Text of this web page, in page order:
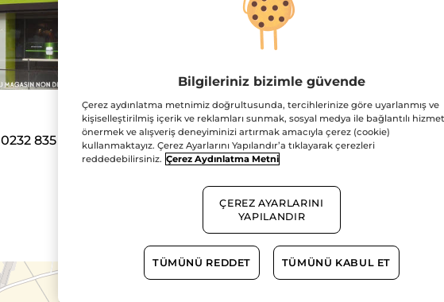
0232 835 50 57
Bilgileriniz bizimle güvende
Çerez aydınlatma metnimiz doğrultusunda, tercihlerinize göre uyarlanmış ve
kişiselleştirilmiş içerik ve reklamları sunmak, sosyal medya ile bağlantılı
önermek ve alışveriş deneyiminizi artırmak amacıyla çerez (cookie)
kullanmaktayız. Çerez Ayarlarını Yapılandır’a tıklayarak çerezleri
reddedebilirsiniz. Çerez Aydınlatma Metni
ÇEREZ AYARLARINI
YAPILANDIR
TÜMÜNÜ REDDET TÜMÜNÜ KABUL ET